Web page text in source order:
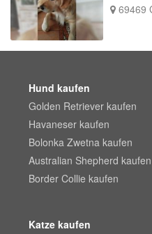
69469
Hund kaufen
Golden Retriever kaufen
Havaneser kaufen
Bolonka Zwetna kaufen
Australian Shepherd kaufen
Border Collie kaufen
Katze kaufen